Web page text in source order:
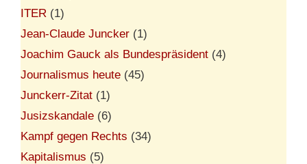
ITER (1)
Jean-Claude Juncker (1)
Joachim Gauck als Bundespräsident (4)
Journalismus heute (45)
Junckerr-Zitat (1)
Jusizskandale (6)
Kampf gegen Rechts (34)
Kapitalismus (5)